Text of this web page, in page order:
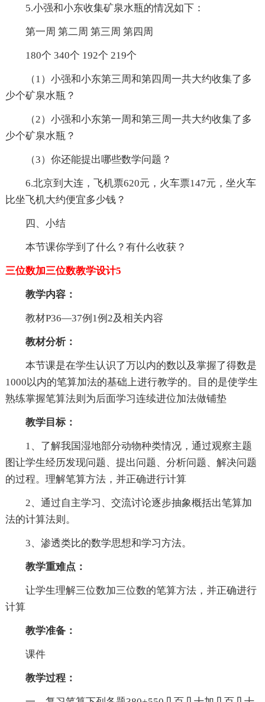
5.小强和小东收集矿泉水瓶的情况如下：
第一周 第二周 第三周 第四周
180个 340个 192个 219个
（1）小强和小东第三周和第四周一共大约收集了多
少个矿泉水瓶？
（2）小强和小东第一周和第三周一共大约收集了多
少个矿泉水瓶？
（3）你还能提出哪些数学问题？
6.北京到大连，飞机票620元，火车票147元，坐火车
比坐飞机大约便宜多少钱？
四、小结
本节课你学到了什么？有什么收获？
三位数加三位数教学设计5
教学内容：
教材P36—37例1例2及相关内容
教材分析：
本节课是在学生认识了万以内的数以及掌握了得数是
1000以内的笔算加法的基础上进行教学的。目的是使学生
熟练掌握笔算法则为后面学习连续进位加法做铺垫
教学目标：
1、了解我国湿地部分动物种类情况，通过观察主题
图让学生经历发现问题、提出问题、分析问题、解决问题
的过程。理解笔算方法，并正确进行计算
2、通过自主学习、交流讨论逐步抽象概括出笔算加
法的计算法则。
3、渗透类比的数学思想和学习方法。
教学重难点：
让学生理解三位数加三位数的笔算方法，并正确进行
计算
教学准备：
课件
教学过程：